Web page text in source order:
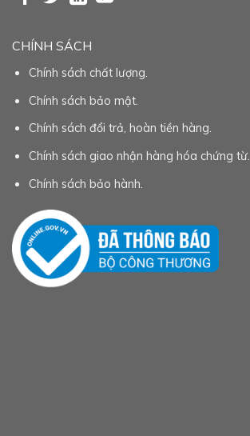
CHÍNH SÁCH
Chính sách chất lượng.
Chính sách bảo mật.
Chính sách đổi trả, hoàn tiền hàng.
Chính sách giao nhận hàng hóa chứng từ.
Chính sách bảo hành.